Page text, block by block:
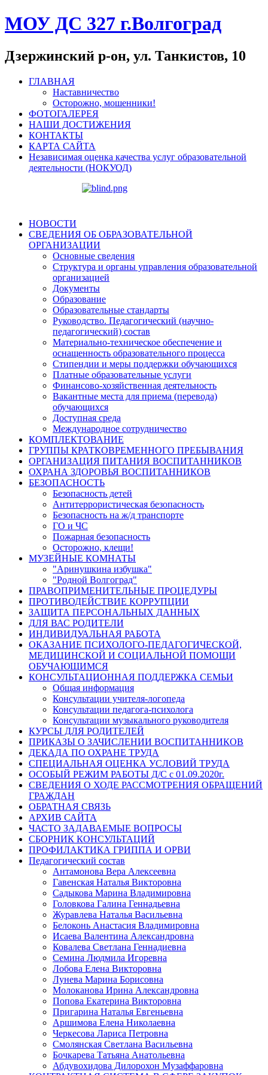
МОУ ДС 327 г.Волгоград
Дзержинский р-он, ул. Танкистов, 10
ГЛАВНАЯ
Наставничество
Осторожно, мошенники!
ФОТОГАЛЕРЕЯ
НАШИ ДОСТИЖЕНИЯ
КОНТАКТЫ
КАРТА САЙТА
Независимая оценка качества услуг образовательной
деятельности (НОКУОД)
НОВОСТИ
СВЕДЕНИЯ ОБ ОБРАЗОВАТЕЛЬНОЙ
ОРГАНИЗАЦИИ
Основные сведения
Структура и органы управления образовательной
организацией
Документы
Образование
Образовательные стандарты
Руководство. Педагогический (научно-
педагогический) состав
Материально-техническое обеспечение и
оснащенность образовательного процесса
Стипендии и меры поддержки обучающихся
Платные образовательные услуги
Финансово-хозяйственная деятельность
Вакантные места для приема (перевода)
обучающихся
Доступная среда
Международное сотрудничество
КОМПЛЕКТОВАНИЕ
ГРУППЫ КРАТКОВРЕМЕННОГО ПРЕБЫВАНИЯ
ОРГАНИЗАЦИЯ ПИТАНИЯ ВОСПИТАННИКОВ
ОХРАНА ЗДОРОВЬЯ ВОСПИТАННИКОВ
БЕЗОПАСНОСТЬ
Безопасность детей
Антитеррористическая безопасность
Безопасность на ж/д транспорте
ГО и ЧС
Пожарная безопасность
Осторожно, клещи!
МУЗЕЙНЫЕ КОМНАТЫ
"Аринушкина избушка"
"Родной Волгоград"
ПРАВОПРИМЕНИТЕЛЬНЫЕ ПРОЦЕДУРЫ
ПРОТИВОДЕЙСТВИЕ КОРРУПЦИИ
ЗАЩИТА ПЕРСОНАЛЬНЫХ ДАННЫХ
ДЛЯ ВАС РОДИТЕЛИ
ИНДИВИДУАЛЬНАЯ РАБОТА
ОКАЗАНИЕ ПСИХОЛОГО-ПЕДАГОГИЧЕСКОЙ,
МЕДИЦИНСКОЙ И СОЦИАЛЬНОЙ ПОМОЩИ
ОБУЧАЮЩИМСЯ
КОНСУЛЬТАЦИОННАЯ ПОДДЕРЖКА СЕМЬИ
Общая информация
Консультации учителя-логопеда
Консультации педагога-психолога
Консультации музыкального руководителя
КУРСЫ ДЛЯ РОДИТЕЛЕЙ
ПРИКАЗЫ О ЗАЧИСЛЕНИИ ВОСПИТАННИКОВ
ДЕКАДА ПО ОХРАНЕ ТРУДА
СПЕЦИАЛЬНАЯ ОЦЕНКА УСЛОВИЙ ТРУДА
ОСОБЫЙ РЕЖИМ РАБОТЫ Д/С с 01.09.2020г.
СВЕДЕНИЯ О ХОДЕ РАССМОТРЕНИЯ ОБРАЩЕНИЙ
ГРАЖДАН
ОБРАТНАЯ СВЯЗЬ
АРХИВ САЙТА
ЧАСТО ЗАДАВАЕМЫЕ ВОПРОСЫ
СБОРНИК КОНСУЛЬТАЦИЙ
ПРОФИЛАКТИКА ГРИППА И ОРВИ
Педагогический состав
Антамонова Вера Алексеевна
Гавенская Наталья Викторовна
Садыкова Марина Владимировна
Головкова Галина Геннадьевна
Журавлева Наталья Васильевна
Белоконь Анастасия Владимировна
Исаева Валентина Александровна
Ковалева Светлана Геннадиевна
Семина Людмила Игоревна
Лобова Елена Викторовна
Лунева Марина Борисовна
Молоканова Ирина Александровна
Попова Екатерина Викторовна
Пригарина Наталья Евгеньевна
Аршимова Елена Николаевна
Черкесова Лариса Петровна
Смолянская Светлана Васильевна
Бочкарева Татьяна Анатольевна
Абдувохидова Дилорохон Музаффаровна